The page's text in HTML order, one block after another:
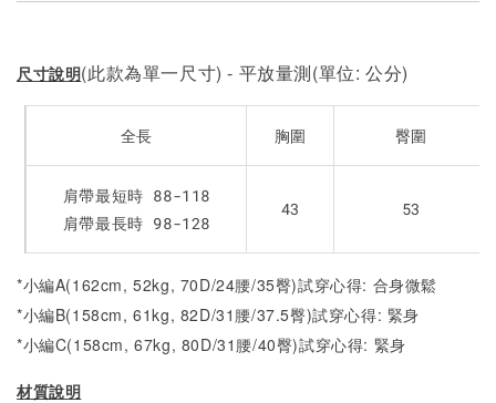
尺寸說明(此款為單一尺寸) - 平放量測(單位: 公分)
全長 胸圍 臀圍
肩帶最短時 88-118
肩帶最長時 98-128
43 53
*小編A(162cm, 52kg, 70D/24腰/35臀)試穿心得: 合身微鬆
*小編B(158cm, 61kg, 82D/31腰/37.5臀)試穿心得: 緊身
*小編C(158cm, 67kg, 80D/31腰/40臀)試穿心得: 緊身
材質說明